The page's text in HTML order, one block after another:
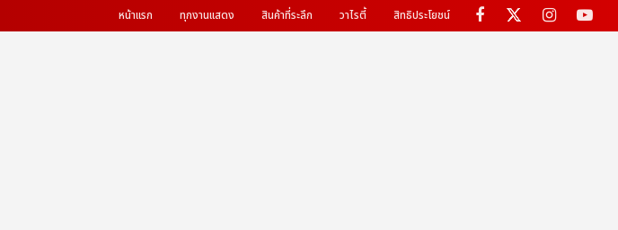
หน้าแรก ทุกงานแสดง สินค้าที่ระลึก วาไรตี้ สิทธิประโยชน์